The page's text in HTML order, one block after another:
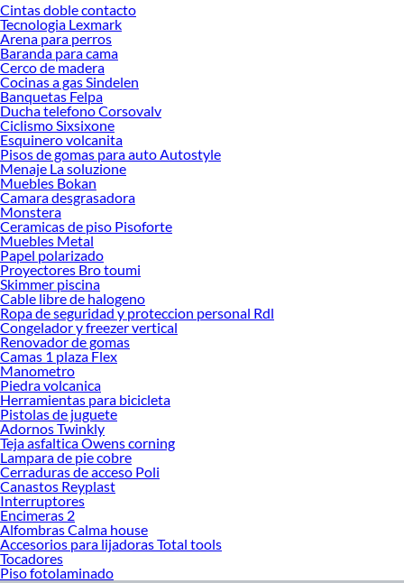
Desde remodelaciones hasta proyectos de decoración, estamos aquí para hacer
tus ideas realidad. ¡Visítanos y encuentra todo lo que tenemos para ofrecerte en
Pernos!
Explora la variedad de productos de Pernos en Sodimac
Herramientas, materiales y accesorios de calidad para tus proyectos y
renovación de espacios. ¡Visítanos y descubre todo lo que tenemos para
ofrecerte!
Encuentra una amplia variedad de productos de Pernos en Sodimac. Encuentra
todo lo necesario para tus proyectos de renovación y decoración. ¡Visítanos y
haz tus ideas realidad!
Cintas doble contacto
Tecnologia Lexmark
Arena para perros
Baranda para cama
Cerco de madera
Cocinas a gas Sindelen
Banquetas Felpa
Ducha telefono Corsovalv
Ciclismo Sixsixone
Esquinero volcanita
Pisos de gomas para auto Autostyle
Menaje La soluzione
Muebles Bokan
Camara desgrasadora
Monstera
Ceramicas de piso Pisoforte
Muebles Metal
Papel polarizado
Proyectores Bro toumi
Skimmer piscina
Cable libre de halogeno
Ropa de seguridad y proteccion personal Rdl
Congelador y freezer vertical
Renovador de gomas
Camas 1 plaza Flex
Manometro
Piedra volcanica
Herramientas para bicicleta
Pistolas de juguete
Adornos Twinkly
Teja asfaltica Owens corning
Lampara de pie cobre
Cerraduras de acceso Poli
Canastos Reyplast
Interruptores
Encimeras 2
Alfombras Calma house
Accesorios para lijadoras Total tools
Tocadores
Piso fotolaminado